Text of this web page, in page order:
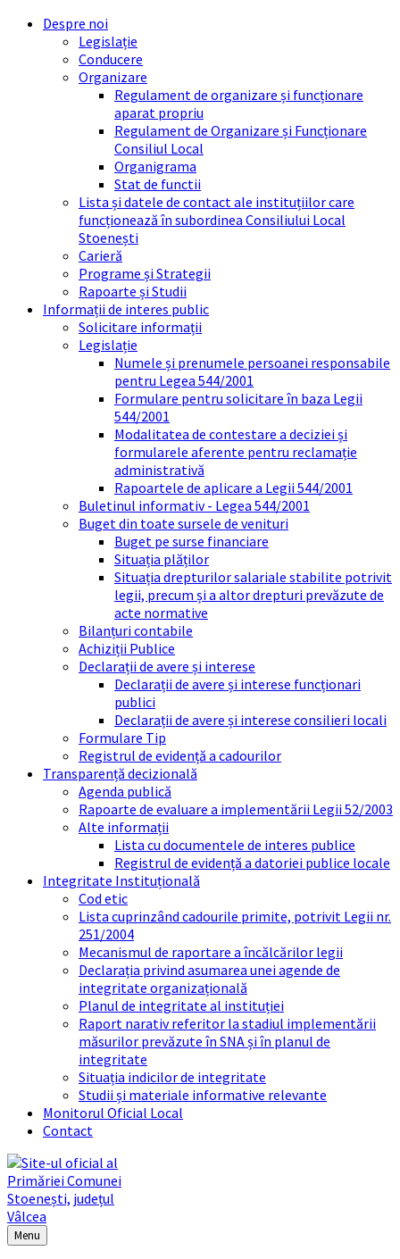
Skip
Skip
Skip
Skip
Despre noi
Legislație
Conducere
Organizare
Regulament de organizare și funcționare
aparat propriu
Regulament de Organizare și Funcționare
Consiliul Local
Organigrama
Stat de functii
Lista și datele de contact ale instituțiilor care
funcționează în subordinea Consiliului Local
Stoenești
Carieră
Programe și Strategii
Rapoarte și Studii
Informații de interes public
Solicitare informații
Legislație
Numele și prenumele persoanei responsabile
pentru Legea 544/2001
Formulare pentru solicitare în baza Legii
544/2001
Modalitatea de contestare a deciziei și
formularele aferente pentru reclamație
administrativă
Rapoartele de aplicare a Legii 544/2001
Buletinul informativ - Legea 544/2001
Buget din toate sursele de venituri
Buget pe surse financiare
Situația plăților
Situația drepturilor salariale stabilite potrivit
legii, precum și a altor drepturi prevăzute de
acte normative
Bilanțuri contabile
Achiziții Publice
Declarații de avere și interese
Declarații de avere și interese funcționari
publici
Declarații de avere și interese consilieri locali
Formulare Tip
Registrul de evidență a cadourilor
Transparență decizională
Agenda publică
Rapoarte de evaluare a implementării Legii 52/2003
Alte informații
Lista cu documentele de interes publice
Registrul de evidență a datoriei publice locale
Integritate Instituțională
Cod etic
Lista cuprinzând cadourile primite, potrivit Legii nr.
251/2004
Mecanismul de raportare a încălcărilor legii
Declarația privind asumarea unei agende de
integritate organizațională
Planul de integritate al instituției
Raport narativ referitor la stadiul implementării
măsurilor prevăzute în SNA și în planul de
integritate
Situația indicilor de integritate
Studii și materiale informative relevante
Monitorul Oficial Local
Contact
Menu